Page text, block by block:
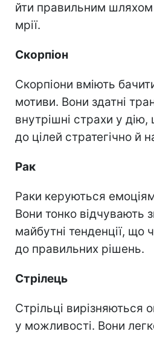
йти правильним шляхом
мрії.
Скорпіон
Скорпіони вміють
мотиви. Вони здатні
внутрішні страхи у
до цілей стратегічно й
Рак
Раки керуються
Вони тонко відчувають
майбутні тенденції, що
до правильних рішень.
Стрілець
Стрільці вирізняються
у можливості. Вони